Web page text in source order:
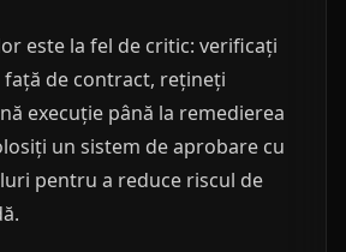
este la fel de critic: verificați
de contract, rețineți
execuție până la remedierea
un sistem de aprobare cu
pentru a reduce riscul de